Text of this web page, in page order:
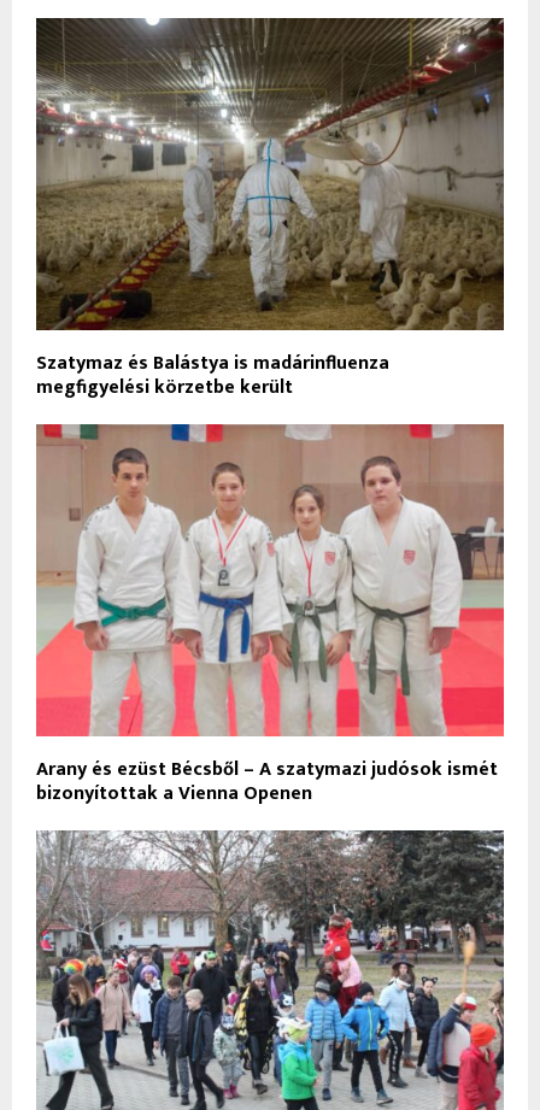
Szatymaz és Balástya is madárinfluenza
megfigyelési körzetbe került
Arany és ezüst Bécsből – A szatymazi judósok ismét
bizonyítottak a Vienna Openen